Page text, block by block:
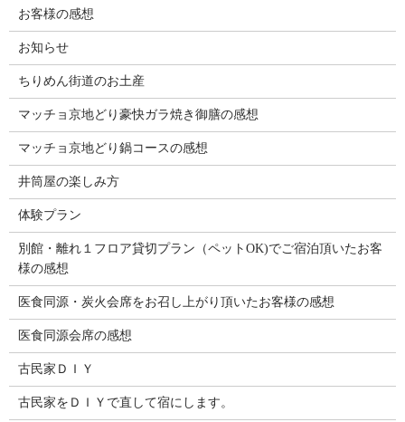
お客様の感想
お知らせ
ちりめん街道のお土産
マッチョ京地どり豪快ガラ焼き御膳の感想
マッチョ京地どり鍋コースの感想
井筒屋の楽しみ方
体験プラン
別館・離れ１フロア貸切プラン（ペットOK)でご宿泊頂いたお客
様の感想
医食同源・炭火会席をお召し上がり頂いたお客様の感想
医食同源会席の感想
古民家ＤＩＹ
古民家をＤＩＹで直して宿にします。